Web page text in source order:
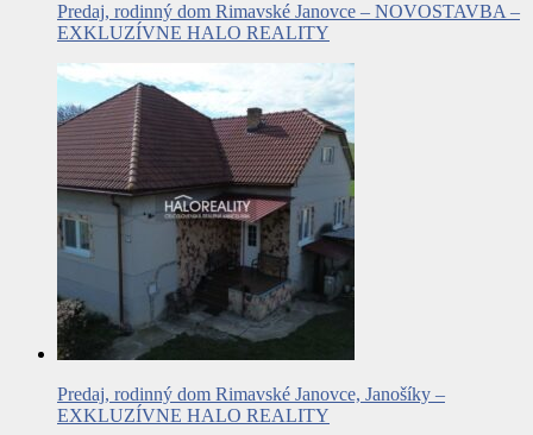
Predaj, rodinný dom Rimavské Janovce – NOVOSTAVBA –
EXKLUZÍVNE HALO REALITY
Predaj, rodinný dom Rimavské Janovce, Janošíky –
EXKLUZÍVNE HALO REALITY